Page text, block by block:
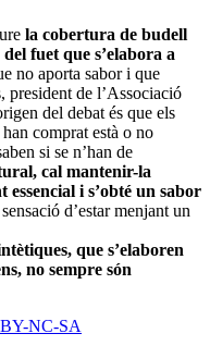
la cobertura de budell
fuet que s’elabora a
no aporta sabor i que
, president de l’Associació
del debat és que els
comprat està o no
si se n’han de
cal mantenir-la
essencial i s’obté un sabor
d’estar menjant un
que s’elaboren
no sempre són
NC-SA